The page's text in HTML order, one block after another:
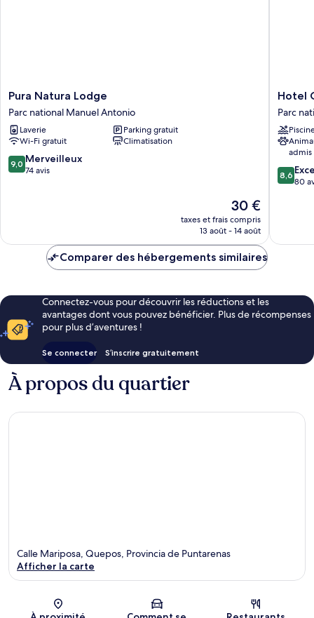
Pura
Natura
Lodge
Parc
national
Manuel
Antonio
Pura Natura Lodge
Parc national Manuel Antonio
Laverie
Parking gratuit
Wi-Fi gratuit
Climatisation
9.0
sur
9,0 Merveilleux
74 avis
Le
nouveau
prix
de
30 €
taxes et frais compris
13 août - 14 août
Hotel
Colibri
Parc
national
Manuel
Antonio
Hotel
Parc
admis
8.6
sur
8,6
80
Comparer des hébergements similaires
Connectez-vous pour découvrir les réductions et les
avantages dont vous pouvez bénéficier. Plus de récompenses
pour plus d’aventures !
Se connecter S’inscrire gratuitement
À propos du quartier
Carte
Calle Mariposa, Quepos, Provincia de Puntarenas
Afficher la carte